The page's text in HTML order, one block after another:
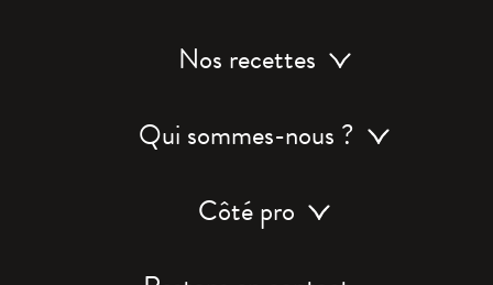
Nos recettes
Qui sommes-nous ?
Côté pro